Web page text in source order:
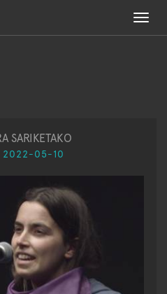
SARIKETAKO
2022-05-10